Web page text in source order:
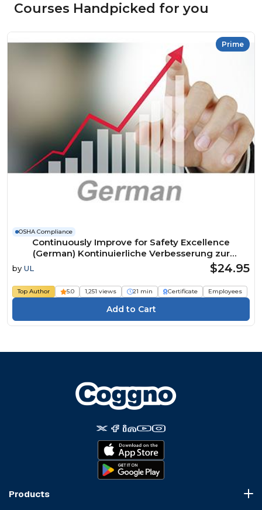
Courses Handpicked for you
Prime
OSHA Compliance
Continuously Improve for Safety Excellence
(German) Kontinuierliche Verbesserung zur
Erreichung der Exzellenz in Sachen Sicherheit
by UL $24.95
Top Author 5.0 1,251 views 21 min Certificate Employees
Products